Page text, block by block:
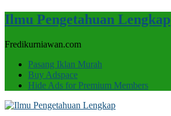
Ilmu Pengetahuan Lengkap
Fredikurniawan.com
Pasang Iklan Murah
Buy Adspace
Hide Ads for Premium Members